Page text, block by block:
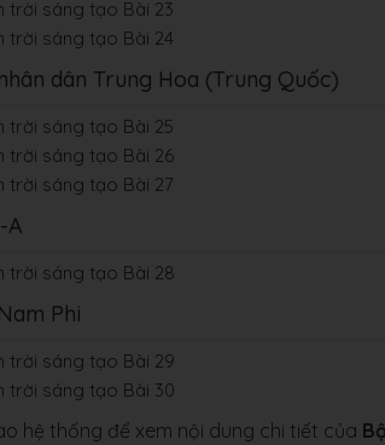
trời sáng tạo Bài 23
trời sáng tạo Bài 24
dân Trung Hoa (Trung Quốc)
trời sáng tạo Bài 25
trời sáng tạo Bài 26
trời sáng tạo Bài 27
A
trời sáng tạo Bài 28
Phi
trời sáng tạo Bài 29
trời sáng tạo Bài 30
hệ thống để xem nội dung chi tiết của